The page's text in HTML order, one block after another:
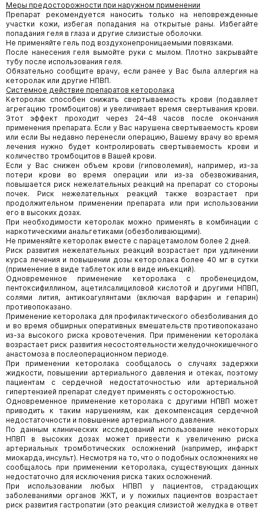
Меры предосторожности при наружном применении
Препарат рекомендуется наносить только на неповрежденные
участки кожи, избегая попадания на открытые раны. Избегайте
попадания геля в глаза и другие слизистые оболочки.
Не применяйте гель под воздухонепроницаемыми повязками.
После нанесения геля вымойте руки с мылом. Плотно закрывайте
тубу после использования геля.
Обязательно сообщите врачу, если ранее у Вас была аллергия на
кеторолак или другие НПВП.
Системное действие препаратов кеторолака
Кеторолак способен снижать свертываемость крови (подавляет
агрегацию тромбоцитов) и увеличивает время свертывания крови.
Этот эффект проходит через 24–48 часов после окончания
применения препарата. Если у Вас нарушена свертываемость крови
или если Вы недавно перенесли операцию, Вашему врачу во время
лечения нужно будет контролировать свертываемость крови и
количество тромбоцитов в Вашей крови.
Если у Вас снижен объем крови (гиповолемия), например, из-за
потери крови во время операции или из-за обезвоживания,
повышается риск нежелательных реакций на препарат со стороны
почек. Риск нежелательных реакций также возрастает при
продолжительном применении препарата или при использовании
его в высоких дозах.
При необходимости кеторолак можно применять в комбинации с
наркотическими анальгетиками (обезболивающими).
Не применяйте кеторолак вместе с парацетамолом более 2 дней.
Риск развития нежелательных реакций возрастает при удлинении
курса лечения и повышении дозы кеторолака более 40 мг в сутки
(применение в виде таблеток или в виде инъекций).
Одновременное применение кеторолака с пробенецидом,
пентоксифиллином, ацетилсалициловой кислотой и другими НПВП,
солями лития, антикоагулянтами (включая варфарин и гепарин)
противопоказано.
Применение кеторолака для профилактического обезболивания до
и во время обширных оперативных вмешательств противопоказано
из-за высокого риска кровотечения. При применении кеторолака
возрастает риск развития несостоятельности желудочнокишечного
анастомоза в послеоперационном периоде.
При применении кеторолака сообщалось о случаях задержки
жидкости, повышении артериального давления и отеках, поэтому
пациентам с сердечной недостаточностью или артериальной
гипертензией препарат следует применять с осторожностью.
Одновременное применение кеторолака с другими НПВП может
приводить к таким нарушениям, как декомпенсация сердечной
недостаточности и повышение артериального давления.
По данным клинических исследований использование некоторых
НПВП в высоких дозах может привести к увеличению риска
артериальных тромботических осложнений (например, инфаркт
миокарда, инсульт). Несмотря на то, что о подобных осложнениях не
сообщалось при применении кеторолака, существующих данных
недостаточно для исключения риска таких осложнений.
При использовании любых НПВП у пациентов, страдающих
заболеваниями органов ЖКТ, и у пожилых пациентов возрастает
риск развития гастропатии (это реакция слизистой желудка в ответ